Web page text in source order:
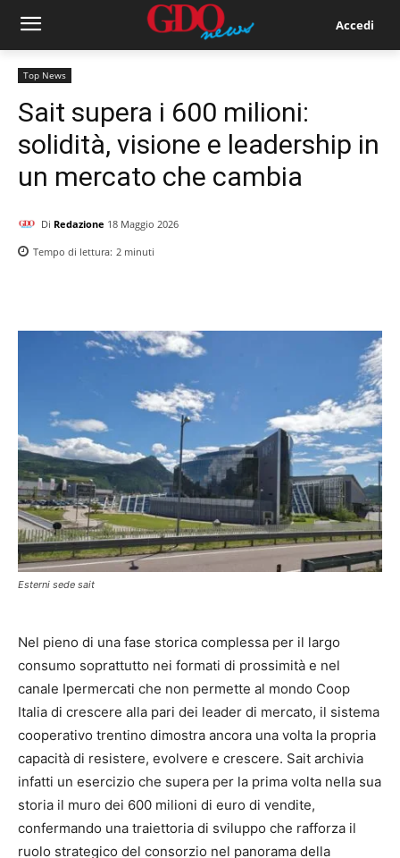
Accedi
Top News
Sait supera i 600 milioni:
solidità, visione e leadership in
un mercato che cambia
Di Redazione 18 Maggio 2026
Tempo di lettura: 2 minuti
Esterni sede sait
Nel pieno di una fase storica complessa per il largo
consumo soprattutto nei formati di prossimità e nel
canale Ipermercati che non permette al mondo Coop
Italia di crescere alla pari dei leader di mercato, il sistema
cooperativo trentino dimostra ancora una volta la propria
capacità di resistere, evolvere e crescere. Sait archivia
infatti un esercizio che supera per la prima volta nella sua
storia il muro dei 600 milioni di euro di vendite,
confermando una traiettoria di sviluppo che rafforza il
ruolo strategico del consorzio nel panorama della